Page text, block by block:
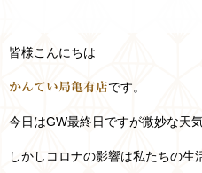
皆様こんにちは
かんてい局亀有店です。
今日はGW最終日ですが微妙な天
しかしコロナの影響は私たちの生